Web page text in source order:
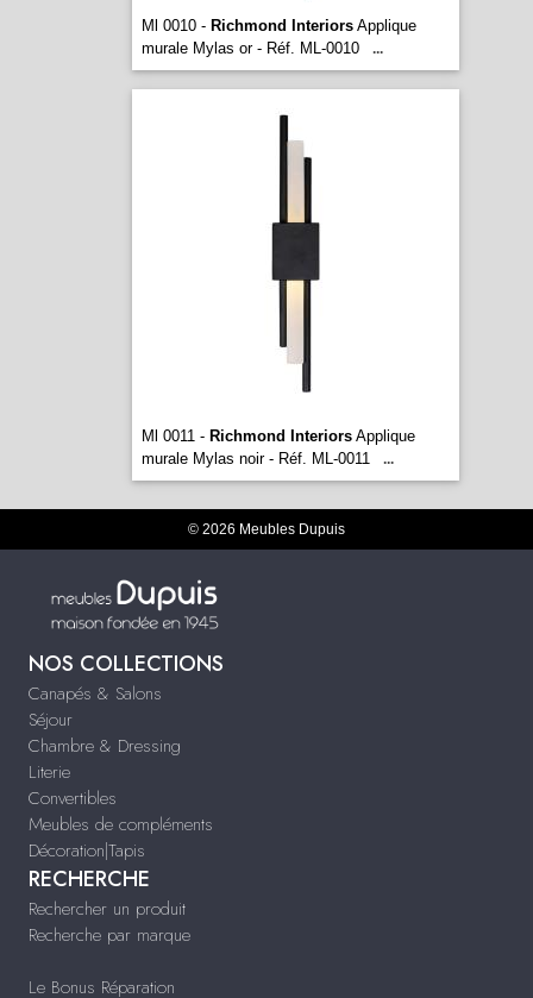
Ml 0010 - Richmond InteriorsApplique
murale Mylas or - Réf. ML-0010
...
Ml 0011 - Richmond InteriorsApplique
murale Mylas noir - Réf. ML-0011
...
© 2026 Meubles Dupuis
NOS COLLECTIONS
Canapés & Salons
Séjour
Chambre & Dressing
Literie
Convertibles
Meubles de compléments
Décoration|Tapis
RECHERCHE
Rechercher un produit
Recherche par marque
Le Bonus Réparation